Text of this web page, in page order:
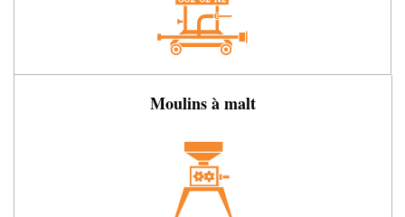
Moulins à malt